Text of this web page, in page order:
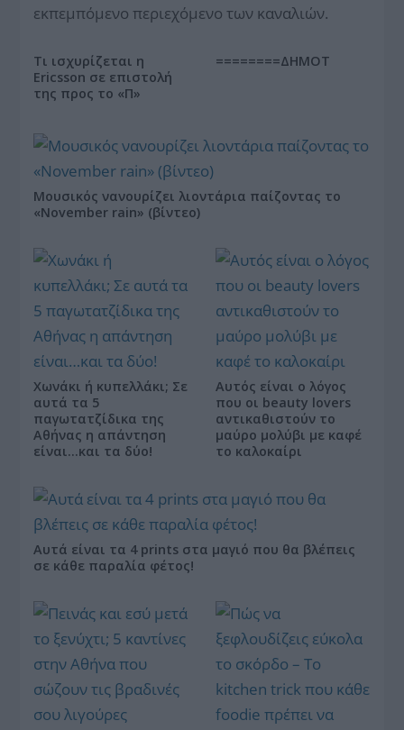
εκπεμπόμενο περιεχόμενο των καναλιών.
Τι ισχυρίζεται η
Ericsson σε επιστολή
της προς το «Π»
========ΔΗΜΟΤ
Μουσικός νανουρίζει λιοντάρια παίζοντας το
«November rain» (βίντεο)
Χωνάκι ή κυπελλάκι; Σε
αυτά τα 5
παγωτατζίδικα της
Αθήνας η απάντηση
είναι…και τα δύο!
Αυτός είναι ο λόγος
που οι beauty lovers
αντικαθιστούν το
μαύρο μολύβι με καφέ
το καλοκαίρι
Αυτά είναι τα 4 prints στα μαγιό που θα βλέπεις
σε κάθε παραλία φέτος!